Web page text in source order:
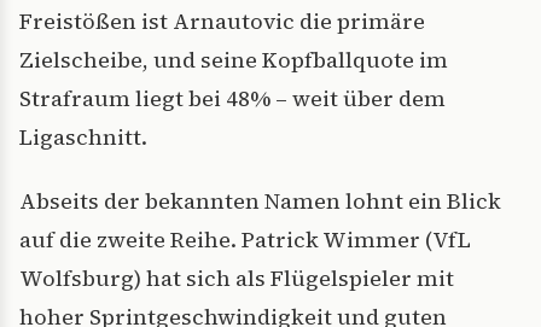
Freistößen ist Arnautovic die primäre
Zielscheibe, und seine Kopfballquote im
Strafraum liegt bei 48% – weit über dem
Ligaschnitt.
Abseits der bekannten Namen lohnt ein Blick
auf die zweite Reihe. Patrick Wimmer (VfL
Wolfsburg) hat sich als Flügelspieler mit
hoher Sprintgeschwindigkeit und guten